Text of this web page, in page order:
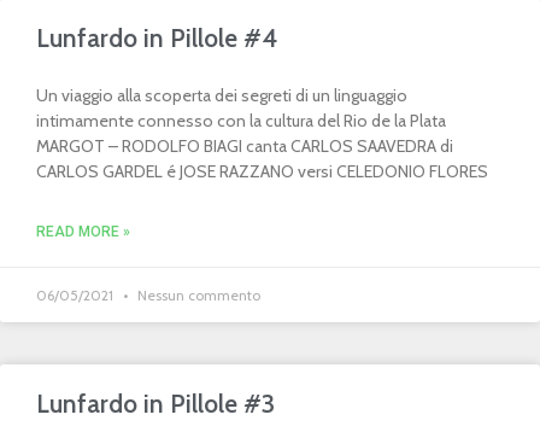
Lunfardo in Pillole #4
Un viaggio alla scoperta dei segreti di un linguaggio
intimamente connesso con la cultura del Rio de la Plata
MARGOT – RODOLFO BIAGI canta CARLOS SAAVEDRA di
CARLOS GARDEL é JOSE RAZZANO versi CELEDONIO FLORES
READ MORE »
06/05/2021 Nessun commento
Lunfardo in Pillole #3